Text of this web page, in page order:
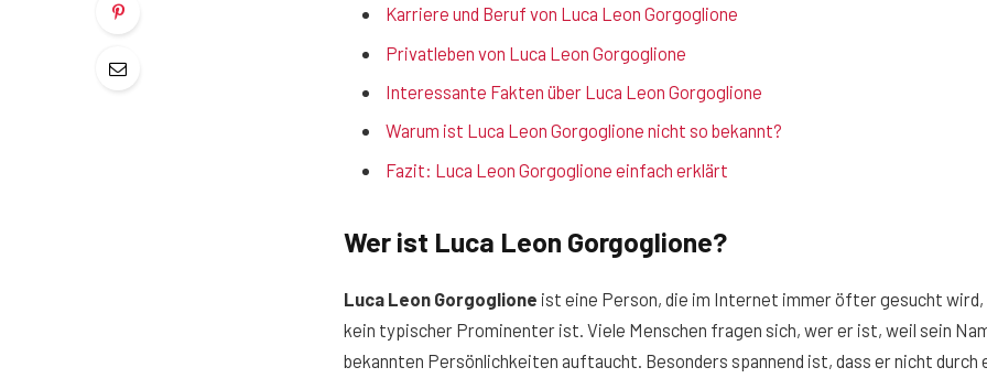
Karriere und Beruf von Luca Leon Gorgoglione
Privatleben von Luca Leon Gorgoglione
Interessante Fakten über Luca Leon Gorgoglione
Warum ist Luca Leon Gorgoglione nicht so bekannt?
Fazit: Luca Leon Gorgoglione einfach erklärt
Wer ist Luca Leon Gorgoglione?
Luca Leon Gorgoglione ist eine Person, die im Internet immer öfter gesucht wird,
kein typischer Prominenter ist. Viele Menschen fragen sich, wer er ist, weil sein
bekannten Persönlichkeiten auftaucht. Besonders spannend ist, dass er nicht